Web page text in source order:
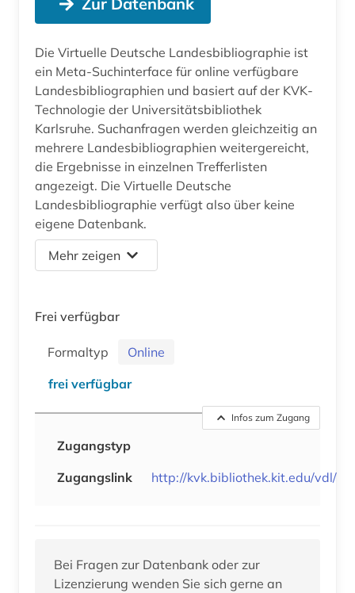
Die Virtuelle Deutsche Landesbibliographie ist
ein Meta-Suchinterface für online verfügbare
Landesbibliographien und basiert auf der KVK-
Technologie der Universitätsbibliothek
Karlsruhe. Suchanfragen werden gleichzeitig an
mehrere Landesbibliographien weitergereicht,
die Ergebnisse in einzelnen Trefferlisten
angezeigt. Die Virtuelle Deutsche
Landesbibliographie verfügt also über keine
eigene Datenbank.
Mehr zeigen
Frei verfügbar
Formaltyp
Online
frei verfügbar
Infos zum Zugang
Zugangstyp
Zugangslink
http://kvk.bibliothek.kit.edu/vdl/
Bei Fragen zur Datenbank oder zur
Lizenzierung wenden Sie sich gerne an